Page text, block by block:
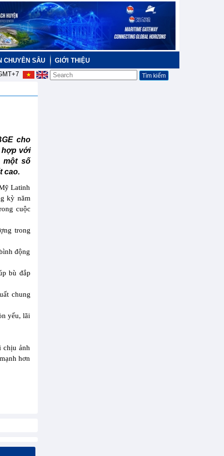
CHUYÊN SÂU
GIỚI THIỆU
cho
hợp với
một số
cao.
Latinh
kỳ năm
cuộc
trong
động
bù đắp
chung
yếu, lãi
chịu ảnh
hơn